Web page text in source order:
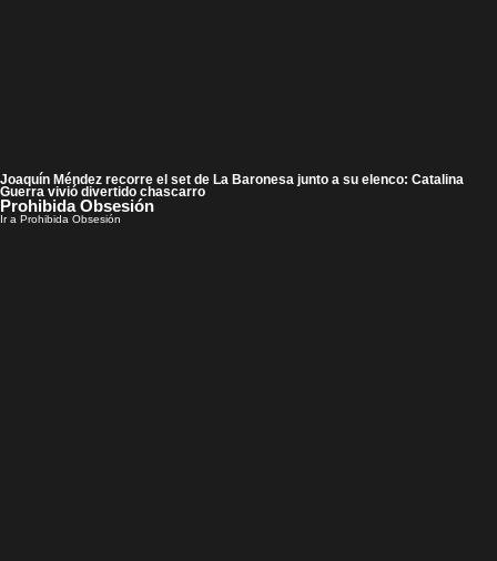
Joaquín Méndez recorre el set de La Baronesa junto a su elenco: Catalina
Guerra vivió divertido chascarro
Prohibida Obsesión
Ir a Prohibida Obsesión